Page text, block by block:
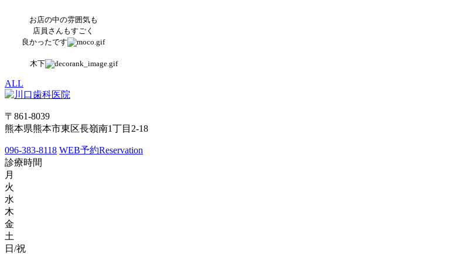
お店の中の雰囲気も
店員さんもすごく
良かったです
木下
ALL
〒861-8039
熊本県熊本市東区長嶺南1丁目2-18
096-383-8118 WEB予約Reservation
診療時間
月
火
水
木
金
土
日/祝